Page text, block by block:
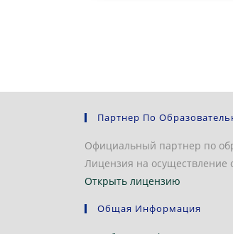
Партнер По
Официальный партнер по
Лицензия на осуществление
Открыть лицензию
Общая Информация